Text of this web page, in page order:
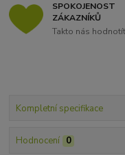
SPOKOJENOST
ZÁKAZNÍKŮ
Takto nás
Kompletní specifikace
Hodnocení 0